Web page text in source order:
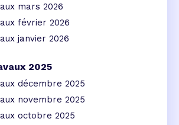
mars 2026
février 2026
janvier 2026
2025
décembre 2025
novembre 2025
octobre 2025